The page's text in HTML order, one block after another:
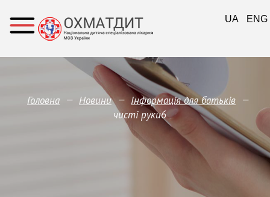
Головна — Новини — Інформація для батьків —
чисті руки6
UA ENG